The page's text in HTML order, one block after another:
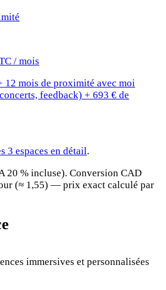
/ mois
12 mois de proximité avec moi
feedback) + 693 € de
3 espaces en détail.
20 % incluse). Conversion CAD
(≈ 1,55) — prix exact calculé par
immersives et personnalisées